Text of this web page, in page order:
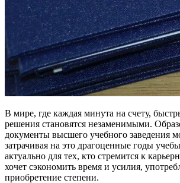
В мире, где каждая минута на счету,
решения становятся незаменимыми.
документы высшего учебного заведения
затрачивая на это драгоценные годы
актуально для тех, кто стремится к
хочет сэкономить время и усилия,
приобретение степени.